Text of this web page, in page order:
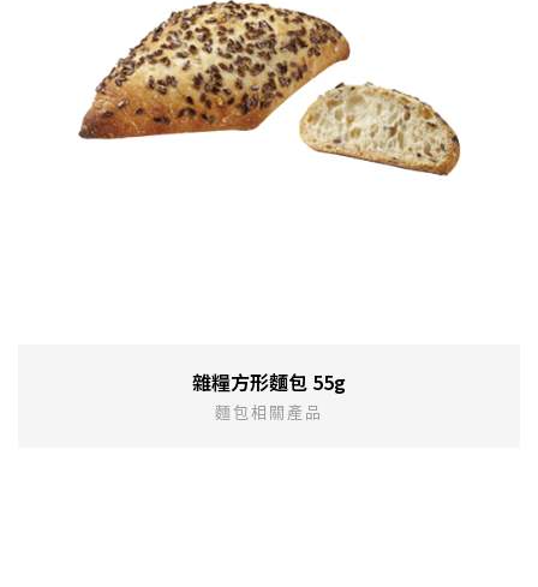
雜糧方形麵包 55g
麵包相關產品